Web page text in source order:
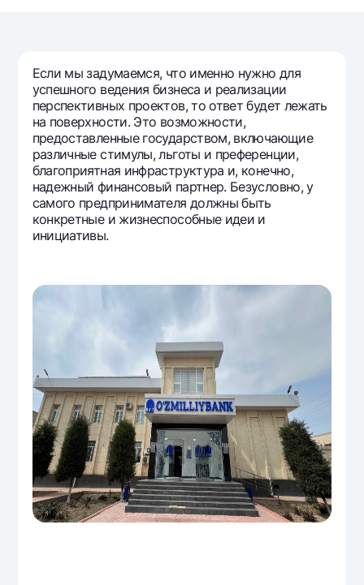
Золотые слитки от НБУ
Серебряный депозит
Visa FIFA
Mastercard
Зарплатные
Garmin pay
Тарифы
Акции
Мобильное приложение Milliy
Часто задаваемые вопросы
Ищите по сайту
Полезные ссылки
Часто задаваемые вопросы
Офисы и банкоматы
Согласие на обработку персональных данных
Следите за нами в соцсетях
Контакт-центр
+998 78 148-00-101344
Если мы задумаемся, что именно нужно для
успешного ведения бизнеса и реализации
перспективных проектов, то ответ будет лежать
на поверхности. Это возможности,
предоставленные государством, включающие
различные стимулы, льготы и преференции,
благоприятная инфраструктура и, конечно,
надежный финансовый партнер. Безусловно, у
самого предпринимателя должны быть
конкретные и жизнеспособные идеи и
инициативы.